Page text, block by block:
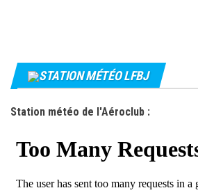
STATION MÉTÉO LFBJ
Station météo de l'Aéroclub :